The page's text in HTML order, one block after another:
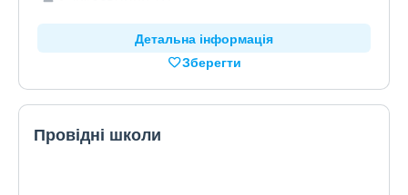
Детальна інформація
Зберегти
Провідні школи